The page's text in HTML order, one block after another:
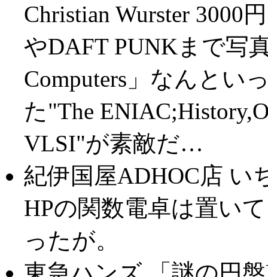
Christian Wurster 3000
やDAFT PUNKまで写
Computers」なんとい
た"The
VLSI"が素敵だ…
紀伊国屋ADHOC店 い
HPの関数電卓は置い
ったが。